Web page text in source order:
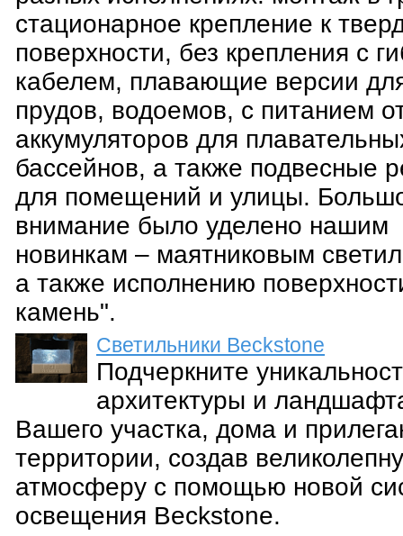
стационарное крепление к
поверхности, без крепления с
кабелем, плавающие версии
прудов, водоемов, с питанием
аккумуляторов для
бассейнов, а также подвесные
для помещений и улицы.
внимание было уделено нашим
новинкам – маятниковым
а также исполнению
камень".
Светильники Beckstone
Подчеркните
архитектуры и
Вашего участка, дома и
территории, создав
атмосферу с помощью новой
освещения Beckstone.